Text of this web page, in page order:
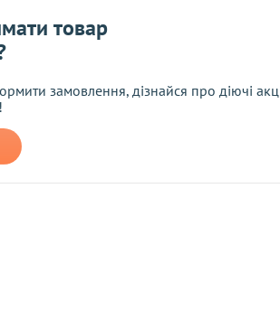
товар
замовлення, дізнайся про діючі